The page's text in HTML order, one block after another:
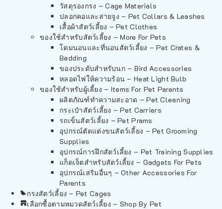
วัสดุรองกรง – Cage Materials
ปลอกคอและสายจูง – Pet Collars & Leashes
เสื้อผ้าสัตว์เลี้ยง – Pet Clothes
ของใช้สำหรับสัตว์เลี้ยง – More For Pets
โดมนอนและที่นอนสัตว์เลี้ยง – Pet Crates &
Bedding
ของประดับสำหรับนก – Bird Accessories
หลอดไฟให้ความร้อน – Heat Light Bulb
ของใช้สำหรับผู้เลี้ยง – Items For Pet Parents
ผลิตภัณฑ์ทำความสะอาด – Pet Cleaning
กระเป๋าสัตว์เลี้ยง – Pet Carriers
รถเข็นสัตว์เลี้ยง – Pet Prams
อุปกรณ์ตัดแต่งขนสัตว์เลี้ยง – Pet Grooming
Supplies
อุปกรณ์การฝึกสัตว์เลี้ยง – Pet Training Supplies
แก็ดเจ็ตสำหรับสัตว์เลี้ยง – Gadgets For Pets
อุปกรณ์เสริมอื่นๆ – Other Accessories For
Parents
กรงสัตว์เลี้ยง – Pet Cages
เลือกซื้อตามหมวดสัตว์เลี้ยง – Shop By Pet